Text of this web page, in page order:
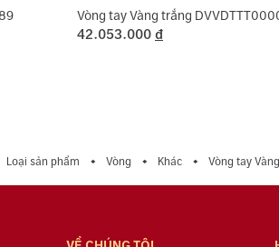
Vòng tay Vàng trắng
42.053.000 đ
Loại sản phẩm Vòng Khác Vòng tay